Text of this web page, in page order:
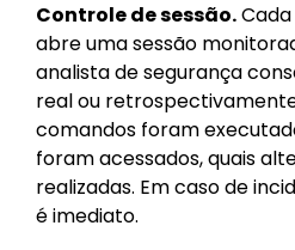
Controle de sessão.
abre uma sessão
analista de segurança
real ou
comandos foram
foram acessados, quais
realizadas. Em caso de
é imediato.